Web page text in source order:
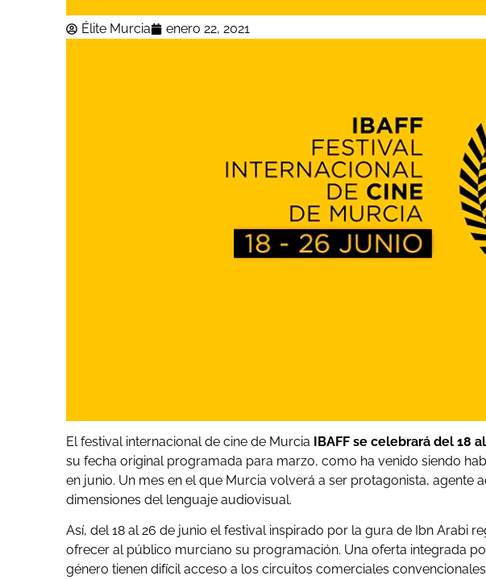
Élite Murcia enero 22, 2021
El festival internacional de cine de Murcia IBAFF se celebrará del 18
su fecha original programada para marzo, como ha venido siendo
en junio. Un mes en el que Murcia volverá a ser protagonista, agente
dimensiones del lenguaje audiovisual.
Así, del 18 al 26 de junio el festival inspirado por la gura de Ibn Arabi
ofrecer al público murciano su programación. Una oferta integrada
género tienen difícil acceso a los circuitos comerciales